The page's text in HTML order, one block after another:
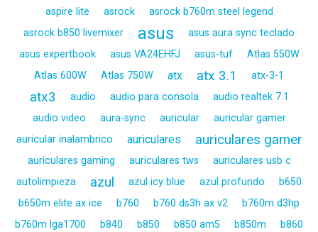
aspire lite
asrock
asrock b760m steel legend
asrock b850 livemixer
asus
asus aura sync teclado
asus expertbook
asus VA24EHFJ asus-tuf
Atlas 550W
Atlas 600W
Atlas 750W atx atx 3.1 atx-3-1
atx3 audio audio para consola
audio realtek 7.1
audio video
aura-sync auricular
auricular gamer
auricular inalambrico
auriculares auriculares gamer
auriculares gaming auriculares tws
auriculares usb c
autolimpieza
azul azul icy blue azul profundo
b650
b650m elite ax ice
b760 b760 ds3h ax v2
b760m d3hp
b760m lga1700
b840 b850 b850 am5 b850m
b860